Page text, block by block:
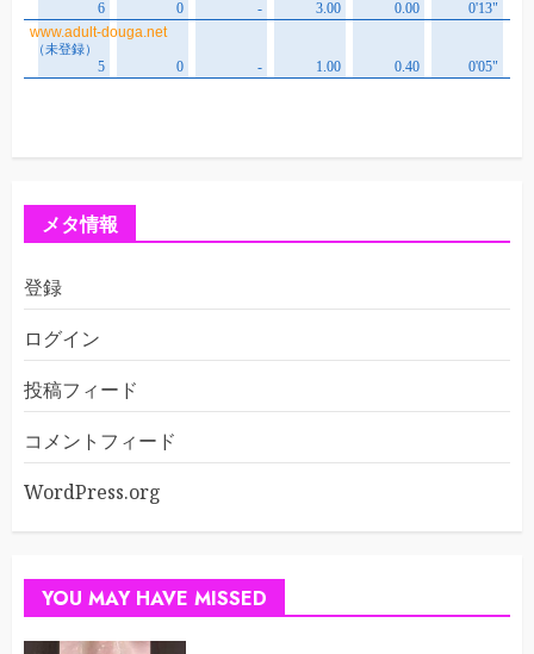
メタ情報
登録
ログイン
投稿フィード
コメントフィード
WordPress.org
YOU MAY HAVE MISSED